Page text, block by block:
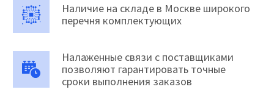
Наличие на складе в Москве широкого
перечня комплектующих
Налаженные связи с поставщиками
позволяют гарантировать точные
сроки выполнения заказов